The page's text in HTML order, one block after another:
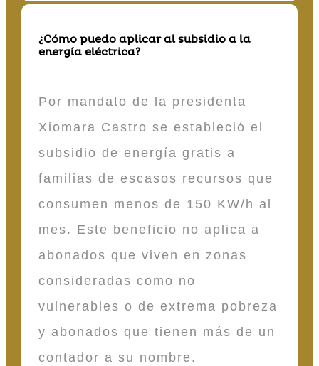
¿Cómo puedo aplicar al subsidio a la
energía eléctrica?
Por mandato de la presidenta
Xiomara Castro se estableció el
subsidio de energía gratis a
familias de escasos recursos que
consumen menos de 150 KW/h al
mes. Este beneficio no aplica a
abonados que viven en zonas
consideradas como no
vulnerables o de extrema pobreza
y abonados que tienen más de un
contador a su nombre.